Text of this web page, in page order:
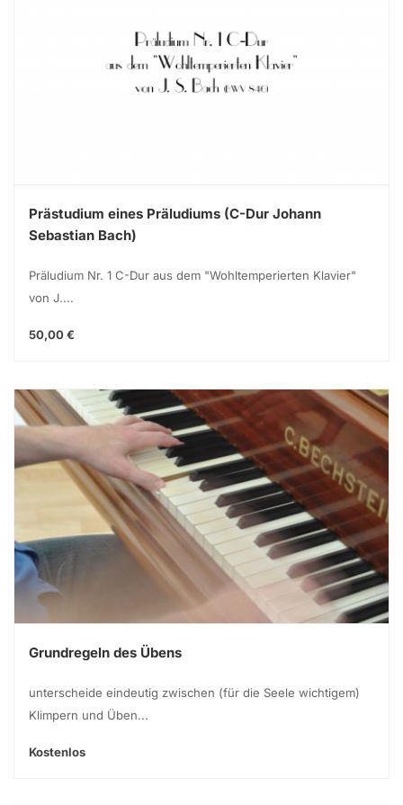
Prästudium eines Präludiums (C-Dur Johann
Sebastian Bach)
Präludium Nr. 1 C-Dur aus dem "Wohltemperierten Klavier"
von J....
50,00 €
Grundregeln des Übens
unterscheide eindeutig zwischen (für die Seele wichtigem)
Klimpern und Üben...
Kostenlos